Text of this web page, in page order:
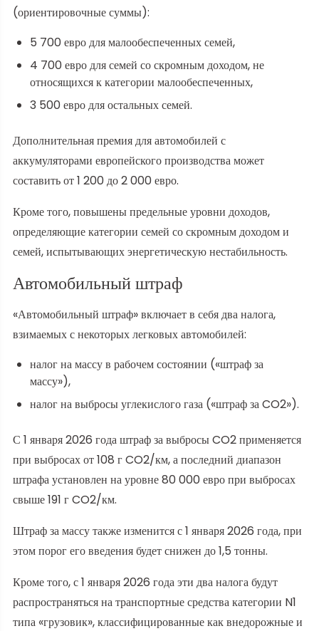
(ориентировочные суммы):
5 700 евро для малообеспеченных семей,
4 700 евро для семей со скромным доходом, не
относящихся к категории малообеспеченных,
3 500 евро для остальных семей.
Дополнительная премия для автомобилей с
аккумуляторами европейского производства может
составить от 1 200 до 2 000 евро.
Кроме того, повышены предельные уровни доходов,
определяющие категории семей со скромным доходом и
семей, испытывающих энергетическую нестабильность.
Автомобильный штраф
«Автомобильный штраф» включает в себя два налога,
взимаемых с некоторых легковых автомобилей:
налог на массу в рабочем состоянии («штраф за
массу»),
налог на выбросы углекислого газа («штраф за CO2»).
С 1 января 2026 года штраф за выбросы CO2 применяется
при выбросах от 108 г CO2/км, а последний диапазон
штрафа установлен на уровне 80 000 евро при выбросах
свыше 191 г CO2/км.
Штраф за массу также изменится с 1 января 2026 года, при
этом порог его введения будет снижен до 1,5 тонны.
Кроме того, с 1 января 2026 года эти два налога будут
распространяться на транспортные средства категории N1
типа «грузовик», классифицированные как внедорожные и